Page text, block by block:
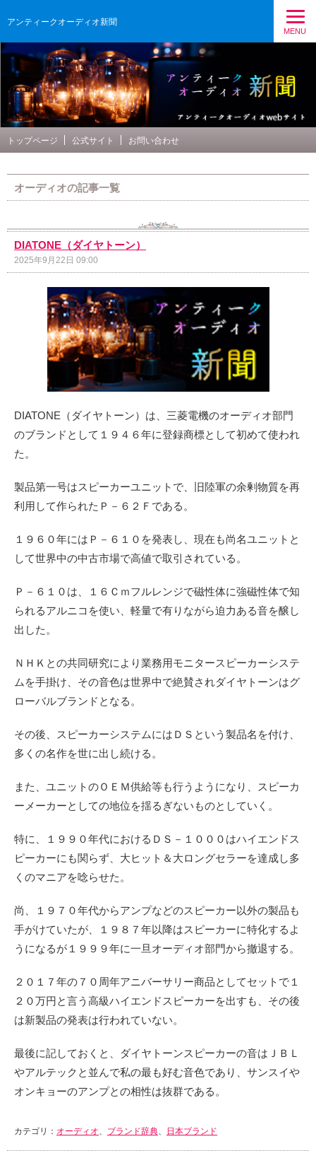
アンティークオーディオ新聞
MENU
トップページ 公式サイト お問い合わせ
オーディオの記事一覧
DIATONE（ダイヤトーン）
2025年9月22日 09:00
DIATONE（ダイヤトーン）は、三菱電機のオーディオ部門
のブランドとして１９４６年に登録商標として初めて使われ
た。
製品第一号はスピーカーユニットで、旧陸軍の余剰物質を再
利用して作られたＰ－６２Ｆである。
１９６０年にはＰ－６１０を発表し、現在も尚名ユニットと
して世界中の中古市場で高値で取引されている。
Ｐ－６１０は、１６Ｃｍフルレンジで磁性体に強磁性体で知
られるアルニコを使い、軽量で有りながら迫力ある音を醸し
出した。
ＮＨＫとの共同研究により業務用モニタースピーカーシステ
ムを手掛け、その音色は世界中で絶賛されダイヤトーンはグ
ローバルブランドとなる。
その後、スピーカーシステムにはＤＳという製品名を付け、
多くの名作を世に出し続ける。
また、ユニットのＯＥＭ供給等も行うようになり、スピーカ
ーメーカーとしての地位を揺るぎないものとしていく。
特に、１９９０年代におけるＤＳ－１０００はハイエンドス
ピーカーにも関らず、大ヒット＆大ロングセラーを達成し多
くのマニアを唸らせた。
尚、１９７０年代からアンプなどのスピーカー以外の製品も
手がけていたが、１９８７年以降はスピーカーに特化するよ
うになるが１９９９年に一旦オーディオ部門から撤退する。
２０１７年の７０周年アニバーサリー商品としてセットで１
２０万円と言う高級ハイエンドスピーカーを出すも、その後
は新製品の発表は行われていない。
最後に記しておくと、ダイヤトーンスピーカーの音はＪＢＬ
やアルテックと並んで私の最も好む音色であり、サンスイや
オンキョーのアンプとの相性は抜群である。
カテゴリ： オーディオ、 ブランド辞典、 日本ブランド